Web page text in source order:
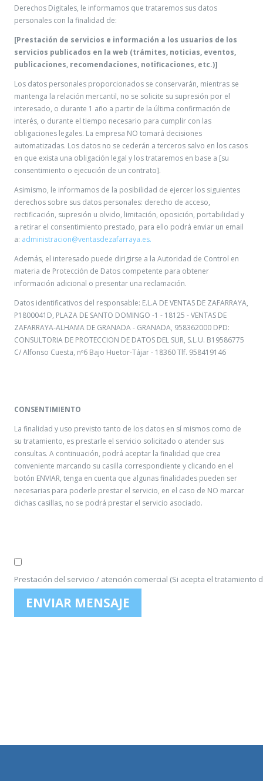
Derechos Digitales, le informamos que trataremos sus datos
personales con la finalidad de:
[Prestación de servicios e información a los usuarios de los
servicios publicados en la web (trámites, noticias, eventos,
publicaciones, recomendaciones, notificaciones, etc.)]
Los datos personales proporcionados se conservarán, mientras se
mantenga la relación mercantil, no se solicite su supresión por el
interesado, o durante 1 año a partir de la última confirmación de
interés, o durante el tiempo necesario para cumplir con las
obligaciones legales. La empresa NO tomará decisiones
automatizadas. Los datos no se cederán a terceros salvo en los casos
en que exista una obligación legal y los trataremos en base a [su
consentimiento o ejecución de un contrato].
Asimismo, le informamos de la posibilidad de ejercer los siguientes
derechos sobre sus datos personales: derecho de acceso,
rectificación, supresión u olvido, limitación, oposición, portabilidad y
a retirar el consentimiento prestado, para ello podrá enviar un email
a: administracion@ventasdezafarraya.es.
Además, el interesado puede dirigirse a la Autoridad de Control en
materia de Protección de Datos competente para obtener
información adicional o presentar una reclamación.
Datos identificativos del responsable: E.L.A DE VENTAS DE ZAFARRAYA,
P1800041D, PLAZA DE SANTO DOMINGO -1 - 18125 - VENTAS DE
ZAFARRAYA-ALHAMA DE GRANADA - GRANADA, 958362000 DPD:
CONSULTORIA DE PROTECCION DE DATOS DEL SUR, S.L.U. B19586775
C/ Alfonso Cuesta, nº6 Bajo Huetor-Tájar - 18360 Tlf. 958419146
CONSENTIMIENTO
La finalidad y uso previsto tanto de los datos en sí mismos como de
su tratamiento, es prestarle el servicio solicitado o atender sus
consultas. A continuación, podrá aceptar la finalidad que crea
conveniente marcando su casilla correspondiente y clicando en el
botón ENVIAR, tenga en cuenta que algunas finalidades pueden ser
necesarias para poderle prestar el servicio, en el caso de NO marcar
dichas casillas, no se podrá prestar el servicio asociado.
*
Prestación del servicio / atención comercial (Si acepta el